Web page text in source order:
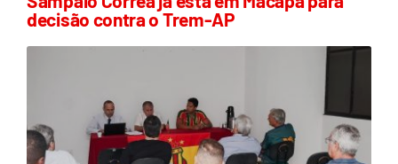
decisão contra o Trem-AP